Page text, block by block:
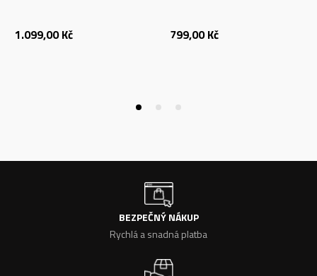
1.099,00 Kč 799,00 Kč
BEZPEČNÝ NÁKUP
Rychlá a snadná platba